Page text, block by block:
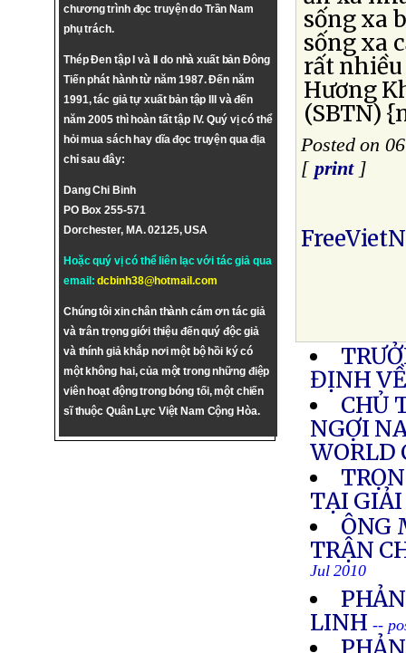
chương trình đọc truyện do Trần Nam
phụ trách.
Thép Đen tập I và II do nhà xuất bản Đông
Tiến phát hành từ năm 1987. Đến năm
1991, tác giả tự xuất bản tập III và đến
năm 2005 thì hoàn tất tập IV. Quý vị có thể
hỏi mua sách hay dĩa đọc truyện qua địa
chỉ sau đây:
Dang Chi Binh
PO Box 255-571
Dorchester, MA. 02125, USA
Hoặc quý vị có thể liên lạc với tác giả qua
email:dcbinh38@hotmail.com
Chúng tôi xin chân thành cám ơn tác giả
và trân trọng giới thiệu đến quý độc giả
và thính giả khắp nơi một bộ hồi ký có
một không hai, của một trong những điệp
viên hoạt động trong bóng tối, một chiến
sĩ thuộc Quân Lực Việt Nam Cộng Hòa.
sống xa
sống xa
rất nhiều
Hương
(SBTN)
Posted on
[ print]
ĐỊNH
CHỦ
NGỢI
WORLD
TẠI GIẢI
ÔNG
TRẬN
Jul 2010
LINH --